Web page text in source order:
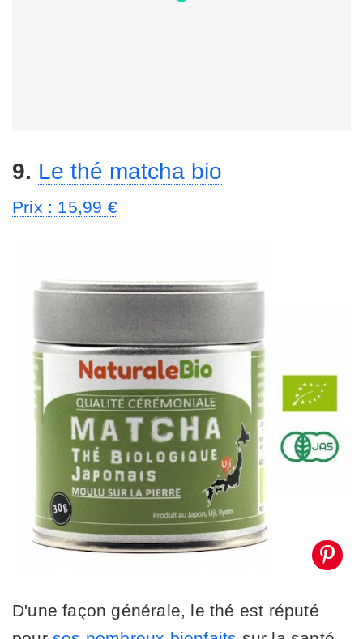
9. Le thé matcha bio
Prix : 15,99 €
D'une façon générale, le thé est réputé